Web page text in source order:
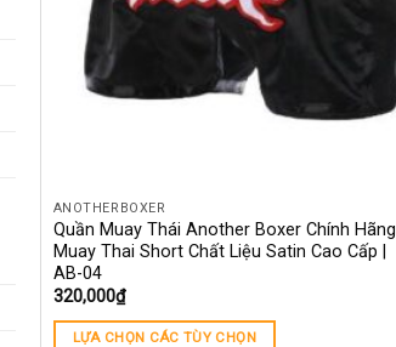
ANOTHERBOXER
Quần Muay Thái Another Boxer Chính Hãng
Muay Thai Short Chất Liệu Satin Cao Cấp |
AB-04
320,000₫
LỰA CHỌN CÁC TÙY CHỌN